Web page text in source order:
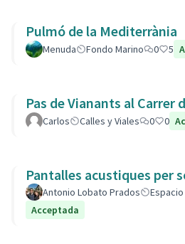
Pulmó de la Mediterrània
Menuda Fondo Marino 0 5
Pas de Vianants al Carrer
Carlos Calles y Viales 0 0
Pantalles acustiques per
Antonio Lobato Prados
Acceptada